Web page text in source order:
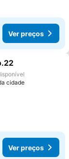
Ver preços
favoritos
cidade
Ver preços